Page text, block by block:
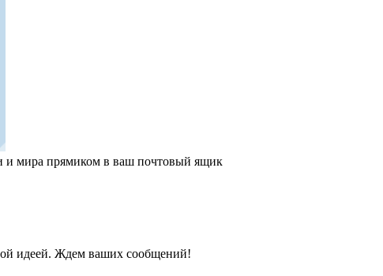
и мира прямиком в ваш почтовый ящик
идеей. Ждем ваших сообщений!